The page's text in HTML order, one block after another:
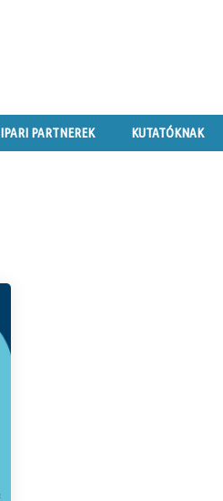
IPARI PARTNEREK KUTATÓKNAK